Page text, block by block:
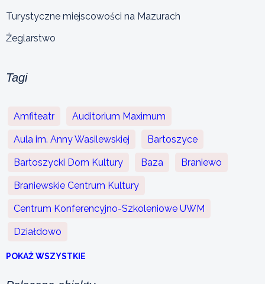
Turystyczne miejscowości na Mazurach
Żeglarstwo
Tagi
Amfiteatr Auditorium Maximum
Aula im. Anny Wasilewskiej Bartoszyce
Bartoszycki Dom Kultury Baza Braniewo
Braniewskie Centrum Kultury
Centrum Konferencyjno-Szkoleniowe UWM
Działdowo
POKAŻ WSZYSTKIE